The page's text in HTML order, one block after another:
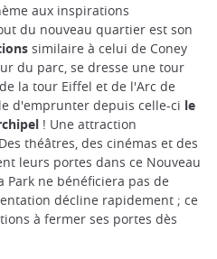
aux inspirations
du nouveau quartier est son
similaire à celui de Coney
du parc, se dresse une tour
la tour Eiffel et de l'Arc de
d'emprunter depuis celle-ci le
! Une attraction
théâtres, des cinémas et des
leurs portes dans ce Nouveau
Park ne bénéficiera pas de
décline rapidement ; ce
à fermer ses portes dès